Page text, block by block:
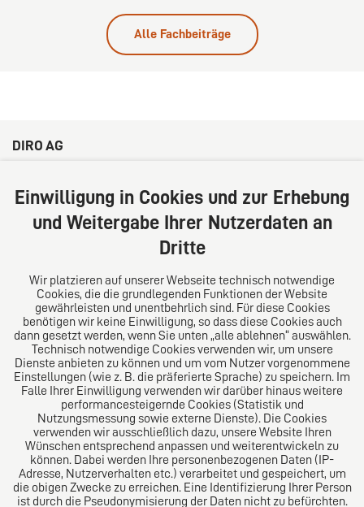
Alle Fachbeiträge
DIRO AG
20354 Hamburg
Deutschland
Tel: +49 (0) 40 41352231
Über uns
Das Kanzlei-Vertrauensnetzwerk. Aus Europa für die
Welt. Für den erfolgreichen Mittelstand.
Folgen Sie uns auf
Das europäische Kanzlei-Netzwerk
Einwilligung in Cookies und zur Erhebung
und Weitergabe Ihrer Nutzerdaten an
Dritte
Wir platzieren auf unserer Webseite technisch notwendige
Cookies, die die grundlegenden Funktionen der Website
gewährleisten und unentbehrlich sind. Für diese Cookies
benötigen wir keine Einwilligung, so dass diese Cookies auch
dann gesetzt werden, wenn Sie unten „alle ablehnen“ auswählen.
Technisch notwendige Cookies verwenden wir, um unsere
Dienste anbieten zu können und um vom Nutzer vorgenommene
Einstellungen (wie z. B. die präferierte Sprache) zu speichern. Im
Falle Ihrer Einwilligung verwenden wir darüber hinaus weitere
performancesteigernde Cookies (Statistik und
Nutzungsmessung sowie externe Dienste). Die Cookies
verwenden wir ausschließlich dazu, unsere Website Ihren
Wünschen entsprechend anpassen und weiterentwickeln zu
können. Dabei werden Ihre personenbezogenen Daten (IP-
Adresse, Nutzerverhalten etc.) verarbeitet und gespeichert, um
die obigen Zwecke zu erreichen. Eine Identifizierung Ihrer Person
ist durch die Pseudonymisierung der Daten nicht zu befürchten.